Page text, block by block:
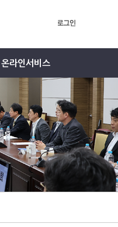
온라인서비스